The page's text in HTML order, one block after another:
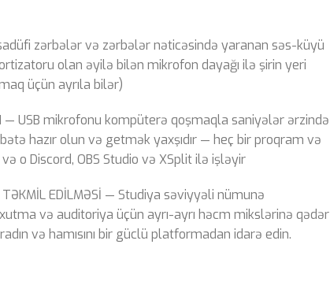
zərbələr və zərbələr nəticəsində yaranan səs-küyü
olan əyilə bilən mikrofon dayağı ilə şirin yeri
üçün ayrıla bilər)
— USB mikrofonu kompüterə qoşmaqla saniyələr ərzində
hazır olun və getmək yaxşıdır — heç bir proqram və
o Discord, OBS Studio və XSplit ilə işləyir
TƏKMİL EDİLMƏSİ — Studiya səviyyəli nümunə
və auditoriya üçün ayrı-ayrı həcm mikslərinə qədər
və hamısını bir güclü platformadan idarə edin.